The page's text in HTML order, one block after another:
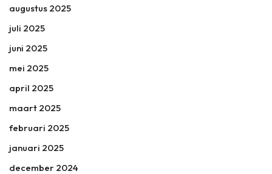
augustus 2025
juli 2025
juni 2025
mei 2025
april 2025
maart 2025
februari 2025
januari 2025
december 2024